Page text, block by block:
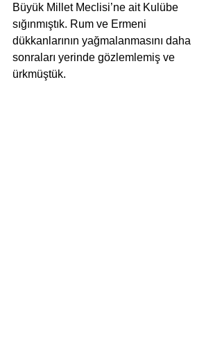
Büyük Millet Meclisi’ne ait Kulübe
sığınmıştık. Rum ve Ermeni
dükkanlarının yağmalanmasını daha
sonraları yerinde gözlemlemiş ve
ürkmüştük.